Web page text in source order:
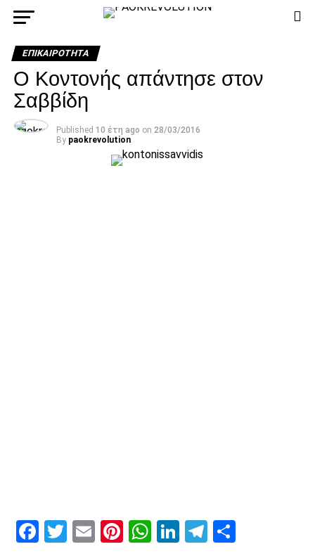
ΕΠΙΚΑΙΡΌΤΗΤΑ
Ο Κοντονής απάντησε στον
Σαββίδη
Published 10 έτη ago on 28/03/2016
By paokrevolution
Facebook
Twitter
EmailPinterest
WhatsApp
LinkedIn
Telegram